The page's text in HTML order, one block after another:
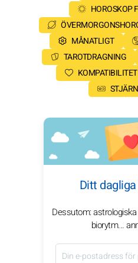
HOROSKOP
MÅNATLIGT
TAROTDRAGNING
Ditt
Dessutom:
biorytm...